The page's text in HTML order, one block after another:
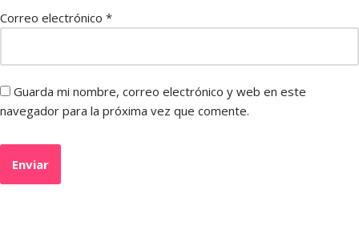
Correo electrónico *
Guarda mi nombre, correo electrónico y web en este
navegador para la próxima vez que comente.